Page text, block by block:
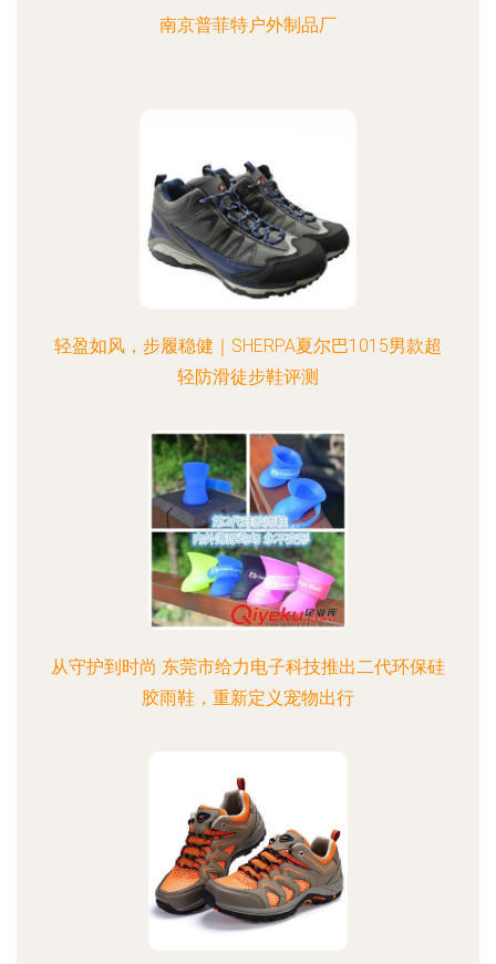
南京普菲特户外制品厂
轻盈如风，步履稳健｜SHERPA夏尔巴1015男款超
轻防滑徒步鞋评测
从守护到时尚 东莞市给力电子科技推出二代环保硅
胶雨鞋，重新定义宠物出行